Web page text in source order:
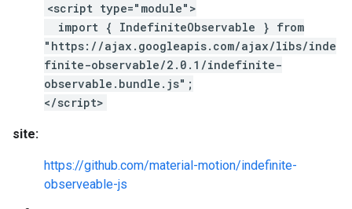
<script type="module">
import { IndefiniteObservable } from
"https://ajax.googleapis.com/ajax/libs/inde
finite-observable/2.0.1/indefinite-
observable.bundle.js";
</script>
site:
https://github.com/material-motion/indefinite-
observeable-js